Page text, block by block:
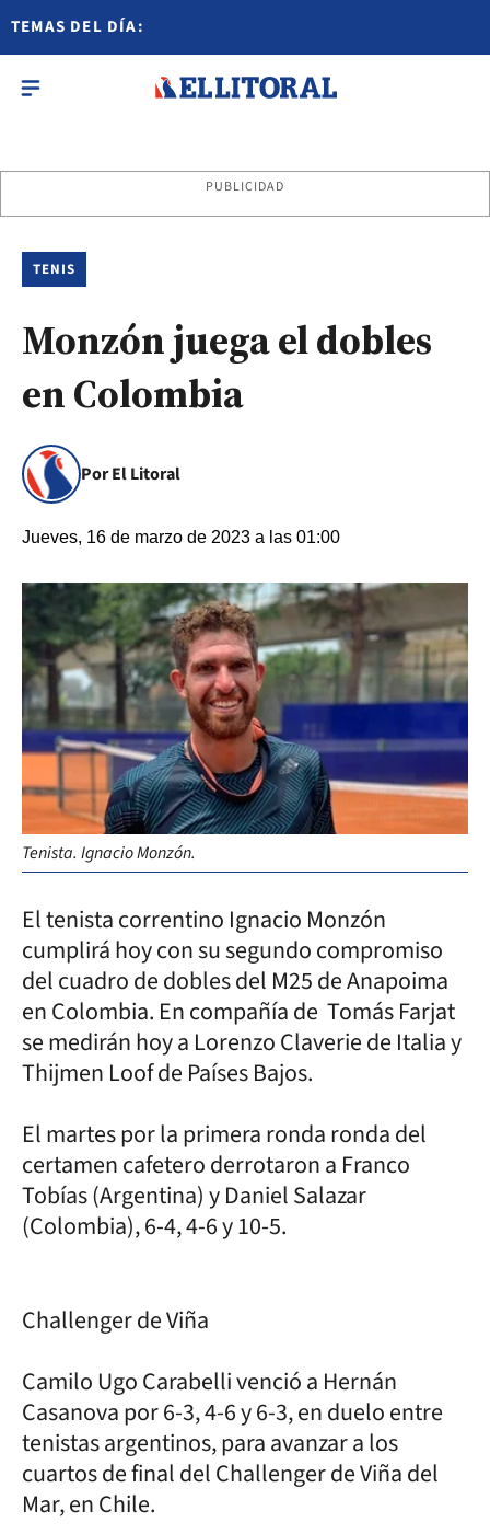
TEMAS DEL DÍA:
PUBLICIDAD
TENIS
Monzón juega el dobles
en Colombia
Por El Litoral
Jueves, 16 de marzo de 2023 a las 01:00
Tenista. Ignacio Monzón.
El tenista correntino Ignacio Monzón
cumplirá hoy con su segundo compromiso
del cuadro de dobles del M25 de Anapoima
en Colombia. En compañía de Tomás Farjat
se medirán hoy a Lorenzo Claverie de Italia y
Thijmen Loof de Países Bajos.
El martes por la primera ronda ronda del
certamen cafetero derrotaron a Franco
Tobías (Argentina) y Daniel Salazar
(Colombia), 6-4, 4-6 y 10-5.
Challenger de Viña
Camilo Ugo Carabelli venció a Hernán
Casanova por 6-3, 4-6 y 6-3, en duelo entre
tenistas argentinos, para avanzar a los
cuartos de final del Challenger de Viña del
Mar, en Chile.